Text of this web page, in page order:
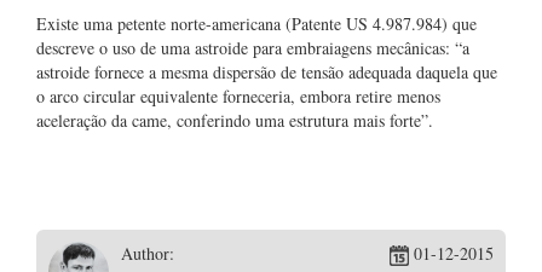
Existe uma petente norte-americana (Patente US 4.987.984) que
descreve o uso de uma astroide para embraiagens mecânicas: “a
astroide fornece a mesma dispersão de tensão adequada daquela que
o arco circular equivalente forneceria, embora retire menos
aceleração da came, conferindo uma estrutura mais forte”.
Author: 01-12-2015